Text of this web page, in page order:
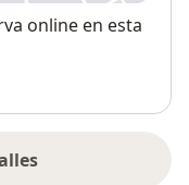
online en esta
dirección